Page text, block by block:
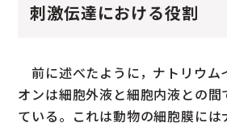
刺激伝達における役割
前に述べたように，ナトリウム
オンは細胞外液と細胞内液との
ている。これは動物の細胞膜に